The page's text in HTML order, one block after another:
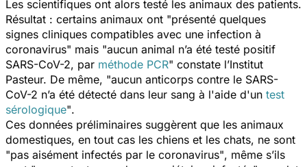
Les scientifiques ont alors testé les animaux des patients.
Résultat : certains animaux ont "présenté quelques
signes cliniques compatibles avec une infection à
coronavirus" mais "aucun animal n’a été testé positif
SARS-CoV-2, par méthode PCR" constate l’Institut
Pasteur. De même, "aucun anticorps contre le SARS-
CoV-2 n’a été détecté dans leur sang à l'aide d'un test
sérologique".
Ces données préliminaires suggèrent que les animaux
domestiques, en tout cas les chiens et les chats, ne sont
"pas aisément infectés par le coronavirus", même s’ils